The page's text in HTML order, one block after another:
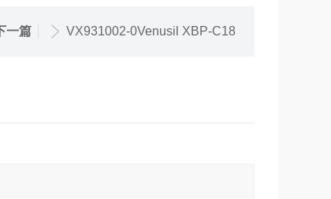
一篇 VX931002-0Venusil XBP-C18